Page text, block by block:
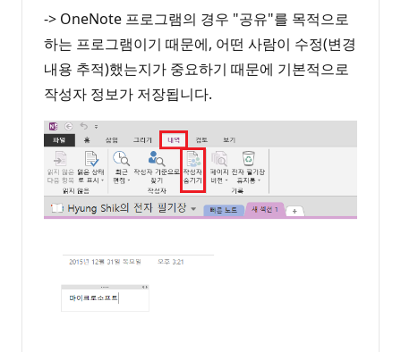
-> OneNote 프로그램의 경우 "공유"를 목적으로
하는 프로그램이기 때문에, 어떤 사람이 수정(변경
내용 추적)했는지가 중요하기 때문에 기본적으로
작성자 정보가 저장됩니다.